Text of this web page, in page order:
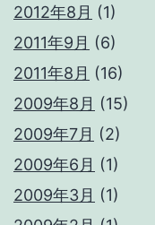
2012年8月 (1)
2011年9月 (6)
2011年8月 (16)
2009年8月 (15)
2009年7月 (2)
2009年6月 (1)
2009年3月 (1)